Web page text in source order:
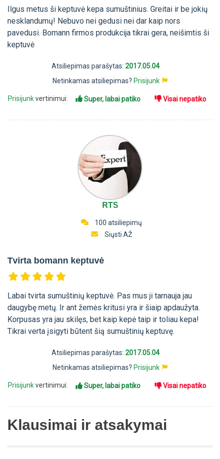
Ilgus metus ši keptuvė kepa sumuštinius. Greitai ir be jokių
nesklandumų! Nebuvo nei gedusi nei dar kaip nors
pavedusi. Bomann firmos produkcija tikrai gera, neišimtis ši
keptuvė
Atsiliepimas parašytas: 2017.05.04
Netinkamas atsiliepimas? Prisijunk
Prisijunkvertinimui: Super, labai patiko Visai nepatiko
RTS
100 atsiliepimų
Siųsti AŽ
Tvirta bomann keptuvė
Labai tvirta sumuštinių keptuvė. Pas mus ji tarnauja jau
daugybę metų. Ir ant žemės kritusi yra ir šiaip apdaužyta.
Korpusas yra jau skilęs, bet kaip kepė taip ir toliau kepa!
Tikrai verta įsigyti būtent šią sumuštinių keptuvę.
Atsiliepimas parašytas: 2017.05.04
Netinkamas atsiliepimas? Prisijunk
Prisijunkvertinimui: Super, labai patiko Visai nepatiko
Klausimai ir atsakymai